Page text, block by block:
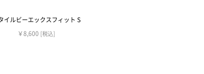
イルビーエックスフィット S
￥8,600 [税込]